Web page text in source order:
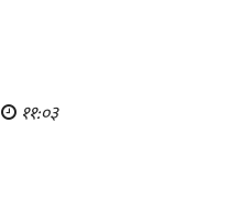
११:०३